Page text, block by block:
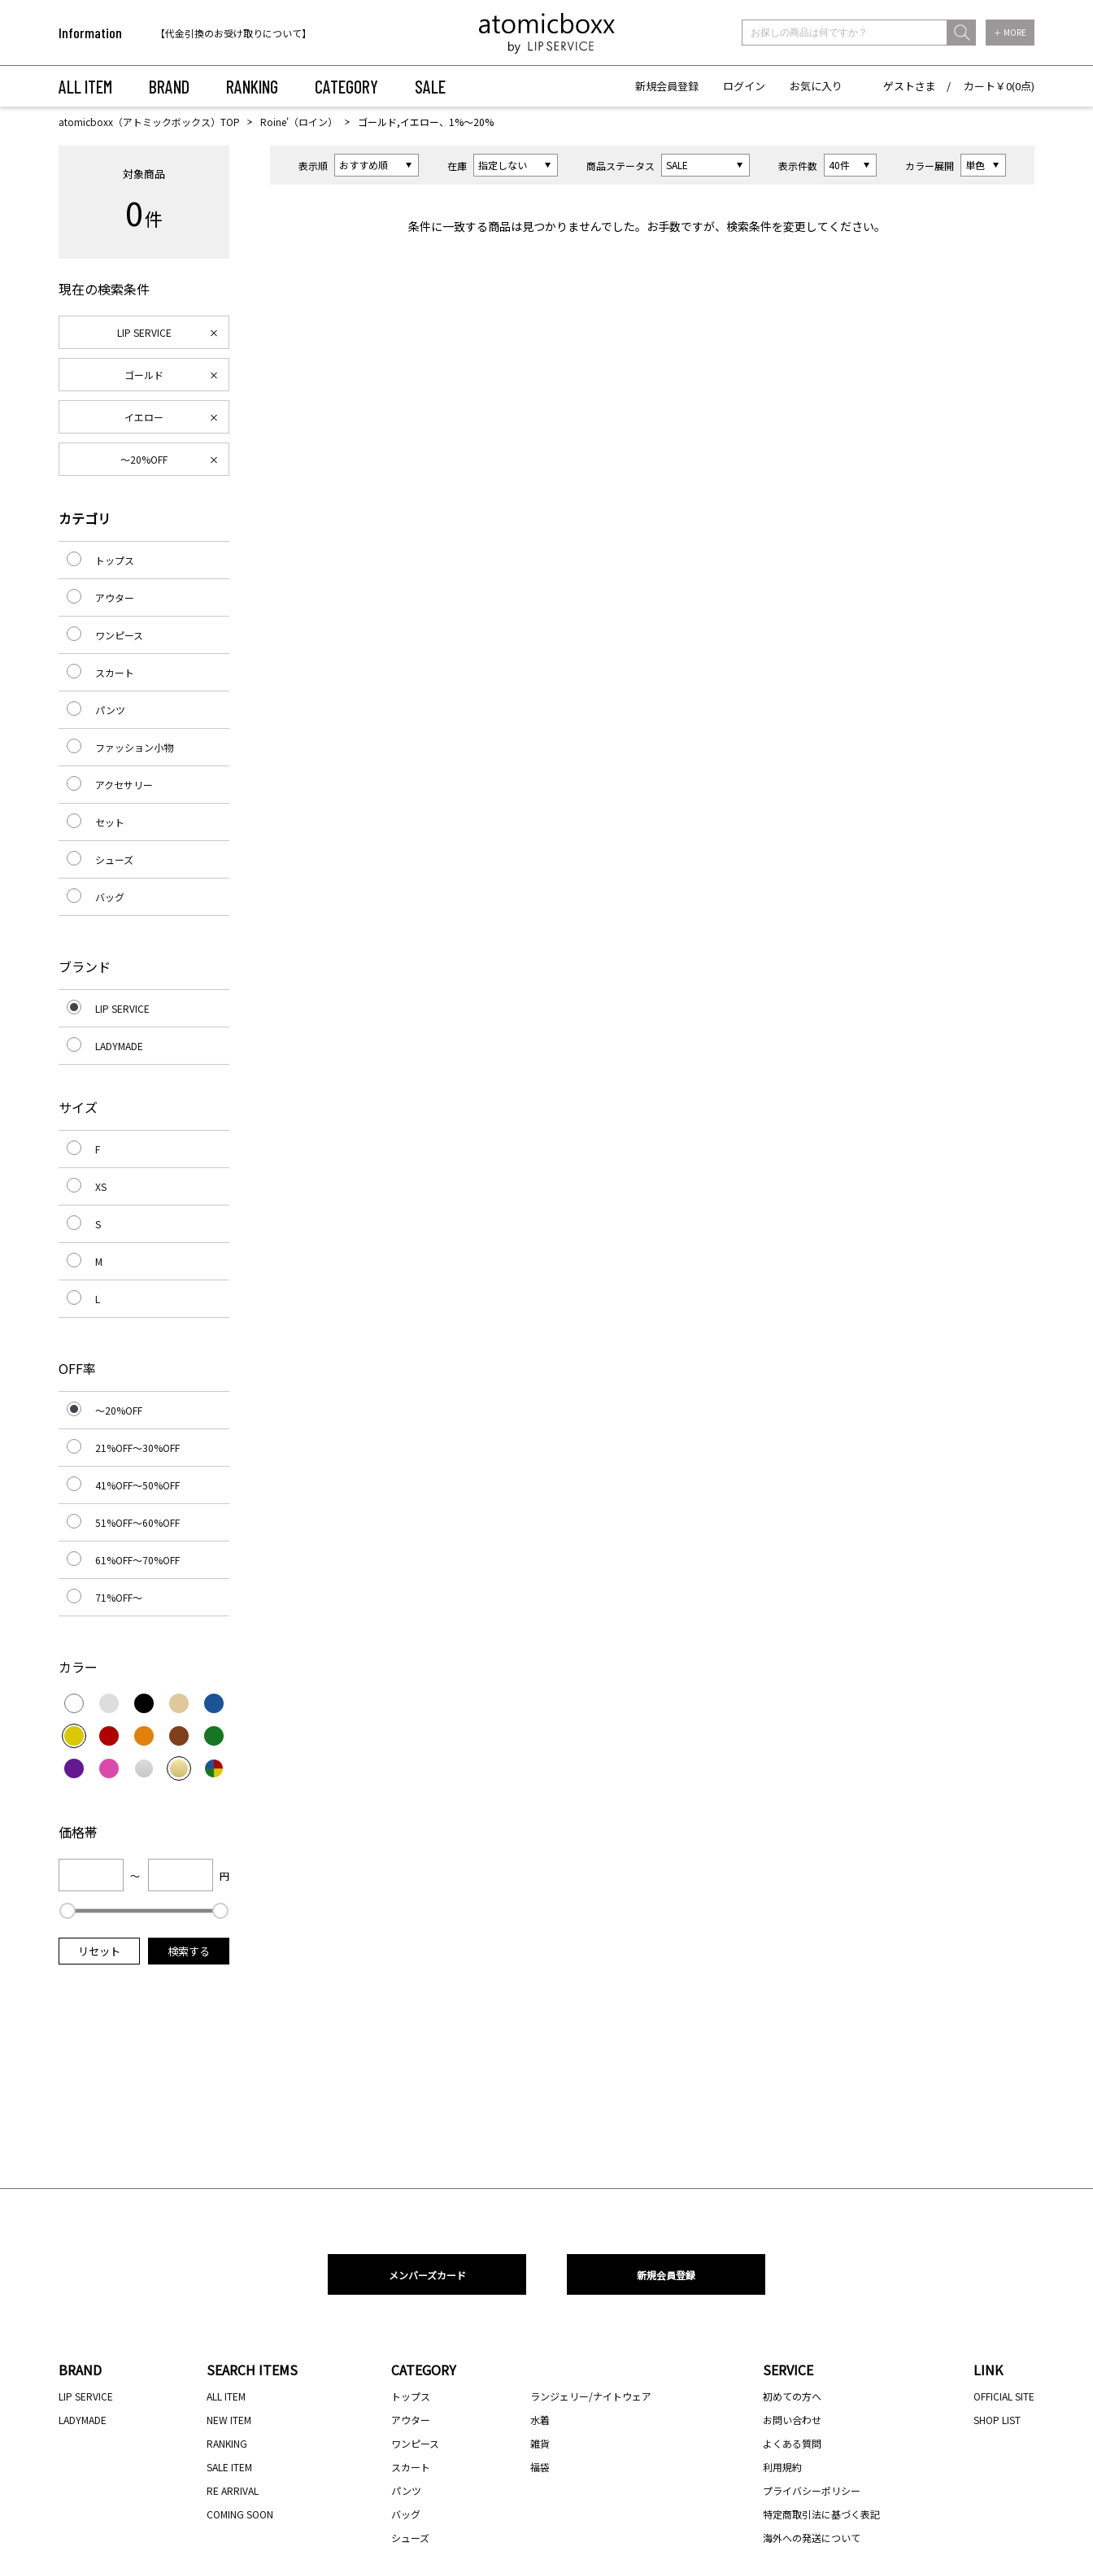
Information
【代金引換のお受け取りについて】
【重要】予約商品のお支払い方法（代金引換）変更に関するお知らせ
＋ MORE
ALL ITEM BRAND RANKING CATEGORY SALE 新規会員登録 ログイン お気に入り ゲストさま / カート￥0(0点)
atomicboxx（アトミックボックス）TOP Roine'（ロイン） ゴールド,イエロー、1%〜20%
表示順 在庫 商品ステータス 表示件数 カラー展開
条件に一致する商品は見つかりませんでした。お手数ですが、検索条件を変更してください。
対象商品
0件
現在の検索条件
LIP SERVICE
ゴールド
イエロー
～20%OFF
カテゴリ
トップス
アウター
ワンピース
スカート
パンツ
ファッション小物
アクセサリー
セット
シューズ
バッグ
ブランド
LIP SERVICE
LADYMADE
サイズ
F
XS
S
M
L
OFF率
～20%OFF
21%OFF～30%OFF
41%OFF～50%OFF
51%OFF～60%OFF
61%OFF～70%OFF
71%OFF～
カラー
価格帯
～ 円
リセット 検索する
メンバーズカード 新規会員登録
BRAND
LIP SERVICE
LADYMADE
SEARCH ITEMS
ALL ITEM
NEW ITEM
RANKING
SALE ITEM
RE ARRIVAL
COMING SOON
CATEGORY
トップス
アウター
ワンピース
スカート
パンツ
バッグ
シューズ
ランジェリー/ナイトウェア
水着
雑貨
福袋
SERVICE
初めての方へ
お問い合わせ
よくある質問
利用規約
プライバシーポリシー
特定商取引法に基づく表記
海外への発送について
LINK
OFFICIAL SITE
SHOP LIST